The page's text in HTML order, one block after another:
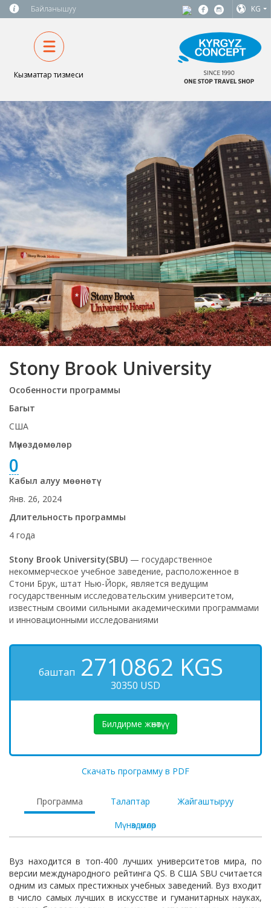
Байланышуу KG
Кызматтар тизмеси
Stony Brook University
Особенности программы
Багыт
США
Мүнөздөмөлөр
0
Кабыл алуу мөөнөтү
Янв. 26, 2024
Длительность программы
4 года
Stony Brook University(SBU) — государственное
некоммерческое учебное заведение, расположенное в
Стони Брук, штат Нью-Йорк, является ведущим
государственным исследовательским университетом,
известным своими сильными академическими программами
и инновационными исследованиями
баштап 2710862 KGS
30350 USD
Билдирме жөнөтүү
Скачать программу в PDF
Программа Талаптар Жайгаштыруу
Мүнөздөмөлөр
Вуз находится в топ-400 лучших университетов мира, по
версии международного рейтинга QS. В США SBU считается
одним из самых престижных учебных заведений. Вуз входит
в число самых лучших в искусстве и гуманитарных науках,